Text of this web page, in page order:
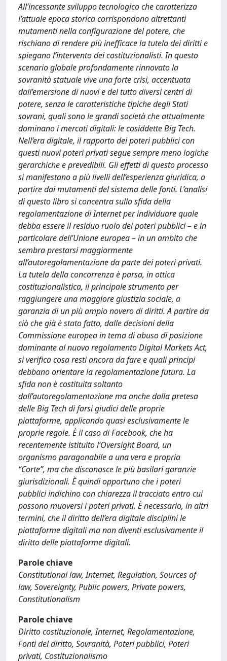
All’incessante sviluppo tecnologico che caratterizza
l’attuale epoca storica corrispondono altrettanti
mutamenti nella configurazione del potere, che
rischiano di rendere più inefficace la tutela dei diritti e
spiegano l’intervento dei costituzionalisti. In questo
scenario globale profondamente rinnovato la
sovranità statuale vive una forte crisi, accentuata
dall’emersione di nuovi e del tutto diversi centri di
potere, senza le caratteristiche tipiche degli Stati
sovrani, quali sono le grandi società che attualmente
dominano i mercati digitali: le cosiddette Big Tech.
Nell’era digitale, il rapporto dei poteri pubblici con
questi nuovi poteri privati segue sempre meno logiche
gerarchiche e prevedibili. Gli effetti di questo processo
si manifestano a più livelli dell’esperienza giuridica, a
partire dai mutamenti del sistema delle fonti. L’analisi
di questo libro si concentra sulla sfida della
regolamentazione di Internet per individuare quale
debba essere il residuo ruolo dei poteri pubblici – e in
particolare dell’Unione europea – in un ambito che
sembra prestarsi maggiormente
all’autoregolamentazione da parte dei poteri privati.
La tutela della concorrenza è parsa, in ottica
costituzionalistica, il principale strumento per
raggiungere una maggiore giustizia sociale, a
garanzia di un più ampio novero di diritti. A partire da
ciò che già è stato fatto, dalle decisioni della
Commissione europea in tema di abuso di posizione
dominante al nuovo regolamento Digital Markets Act,
si verifica cosa resti ancora da fare e quali principi
debbano orientare la regolamentazione futura. La
sfida non è costituita soltanto
dall’autoregolamentazione ma anche dalla pretesa
delle Big Tech di farsi giudici delle proprie
piattaforme, applicando quasi esclusivamente le
proprie regole. È il caso di Facebook, che ha
recentemente istituito l’Oversight Board, un
organismo paragonabile a una vera e propria
“Corte”, ma che disconosce le più basilari garanzie
giurisdizionali. È quindi opportuno che i poteri
pubblici indichino con chiarezza il tracciato entro cui
possono muoversi i poteri privati. È necessario, in altri
termini, che il diritto dell’era digitale disciplini le
piattaforme digitali ma non diventi esclusivamente il
diritto delle piattaforme digitali.
Parole chiave
Constitutional law, Internet, Regulation, Sources of
law, Sovereignty, Public powers, Private powers,
Constitutionalism
Parole chiave
Diritto costituzionale, Internet, Regolamentazione,
Fonti del diritto, Sovranità, Poteri pubblici, Poteri
privati, Costituzionalismo